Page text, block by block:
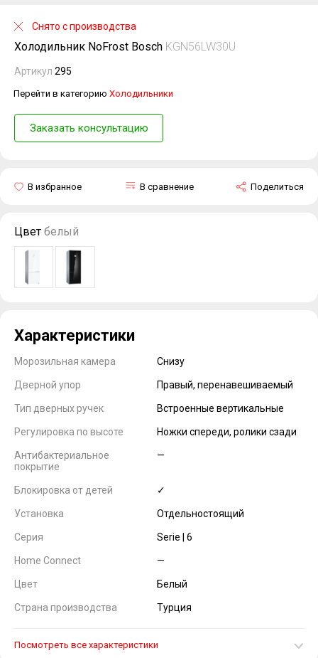
Холодильник NoFrost Bosch KGN56LW30U
Артикул 295
Перейти в категорию Холодильники
Заказать консультацию
Поделиться
В сравнение
В избранное
Снято с производства
Цвет белый
Характеристики
Морозильная камера Снизу
Дверной упор Правый, перенавешиваемый
Тип дверных ручек Встроенные вертикальные
Регулировка по высоте Ножки спереди, ролики сзади
Антибактериальное
покрытие
—
Блокировка от детей ✓
Установка Отдельностоящий
Серия Serie | 6
Home Connect —
Цвет Белый
Страна производства Турция
Посмотреть все характеристики